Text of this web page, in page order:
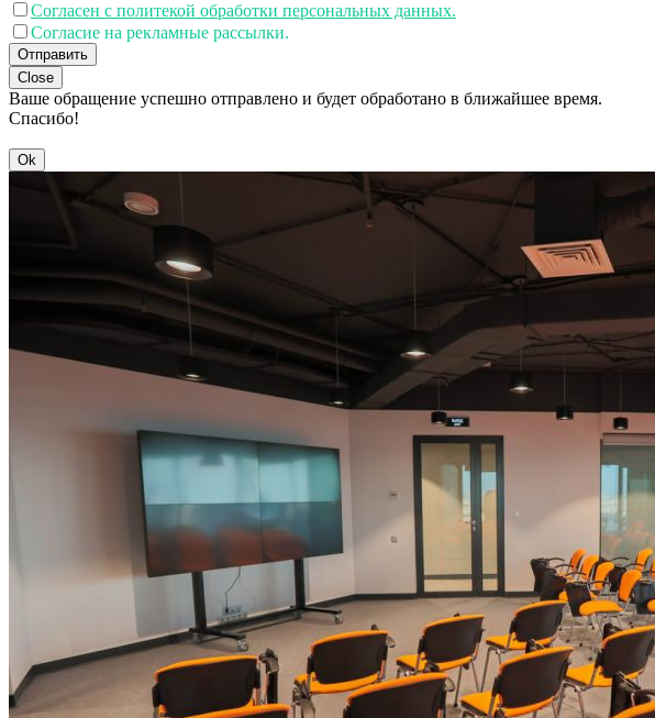
Согласен с политекой обработки персональных данных.
Согласие на рекламные рассылки.
Отправить
Close
Ваше обращение успешно отправлено и будет обработано в ближайшее время.
Спасибо!
Ok